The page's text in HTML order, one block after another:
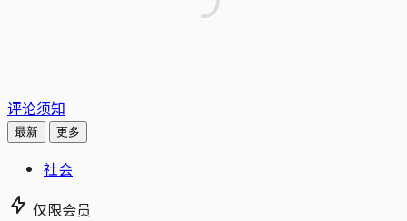
评论须知
最新 更多
社会
仅限会员